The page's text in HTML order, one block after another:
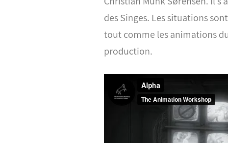
des Singes. Les situations
tout comme les animations
production.